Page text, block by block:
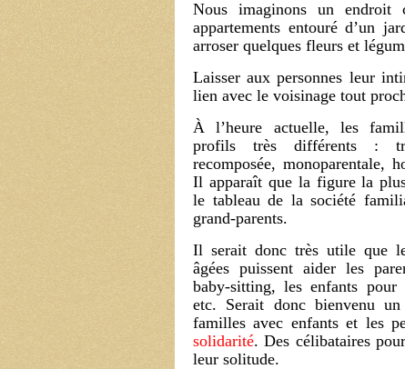
Nous imaginons un endroit
appartements entouré d’un
arroser quelques fleurs et
Laisser aux personnes leur
lien avec le voisinage tout
À l’heure actuelle, les
profils très différents :
recomposée, monoparentale,
Il apparaît que la figure la
le tableau de la société
grand-parents.
Il serait donc très utile que
âgées puissent aider les
baby-sitting, les enfants pour
etc. Serait donc bienvenu
familles avec enfants et les
solidarité. Des célibataires
leur solitude.